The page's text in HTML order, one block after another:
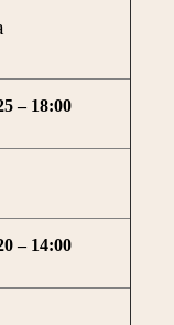
– 18:00
– 14:00